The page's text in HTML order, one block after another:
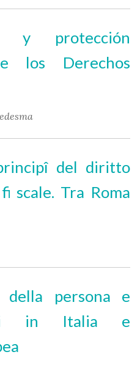
y protección
los Derechos
del diritto
scale. Tra Roma
della persona e
in Italia e